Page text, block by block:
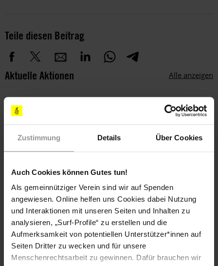
Zustimmung Details Über Cookies
Auch Cookies können Gutes tun!
Als gemeinnütziger Verein sind wir auf Spenden
angewiesen. Online helfen uns Cookies dabei Nutzung
und Interaktionen mit unseren Seiten und Inhalten zu
analysieren, „Surf-Profile“ zu erstellen und die
Aufmerksamkeit von potentiellen Unterstützer*innen auf
Seiten Dritter zu wecken und für unsere
Menschenrechtsarbeit zu gewinnen. Dafür brauchen wir
Teile diesen Beitrag
Aktuelle Aktionen Alle anzeigen
SUDAN: FORDERE EINE
SCHUTZTRUPPE FÜR DIE
ZIVILBEVÖLKERUNG!
HANDLE JETZT!
Flyer